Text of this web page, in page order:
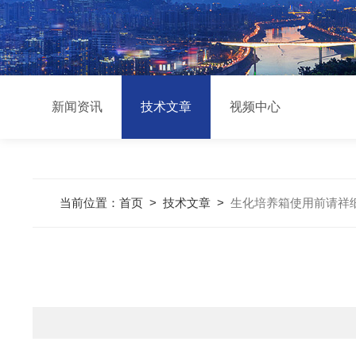
新闻资讯 技术文章 视频中心
当前位置： 首页> 技术文章> 生化培养箱使用前请祥